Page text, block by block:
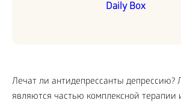
Daily Box
Лечат ли антидепрессанты депрессию?
являются частью комплексной терапии